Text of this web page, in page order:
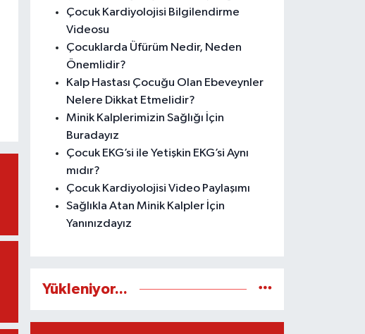
Çocuk Kardiyolojisi Bilgilendirme
Videosu
Çocuklarda Üfürüm Nedir, Neden
Önemlidir?
Kalp Hastası Çocuğu Olan Ebeveynler
Nelere Dikkat Etmelidir?
Minik Kalplerimizin Sağlığı İçin
Buradayız
Çocuk EKG’si ile Yetişkin EKG’si Aynı
mıdır?
Çocuk Kardiyolojisi Video Paylaşımı
Sağlıkla Atan Minik Kalpler İçin
Yanınızdayız
Yükleniyor...